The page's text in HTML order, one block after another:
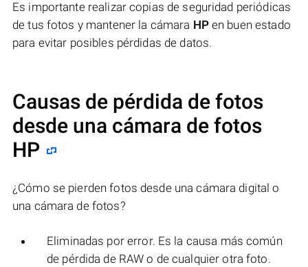
Es importante realizar copias de seguridad periódicas
de tus fotos y mantener la cámara HPen buen estado
para evitar posibles pérdidas de datos.
Causas de pérdida de fotos
desde una cámara de fotos
HP
¿Cómo se pierden fotos desde una cámara digital o
una cámara de fotos?
Eliminadas por error. Es la causa más común
de pérdida de RAW o de cualquier otra foto.